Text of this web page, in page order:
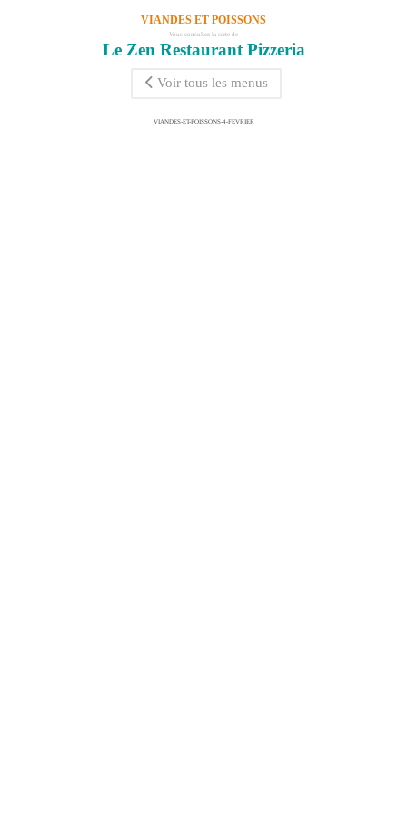
VIANDES ET POISSONS
Vous consultez la carte de
Le Zen Restaurant Pizzeria
Voir tous les menus
VIANDES-ET-POISSONS-4-FEVRIER